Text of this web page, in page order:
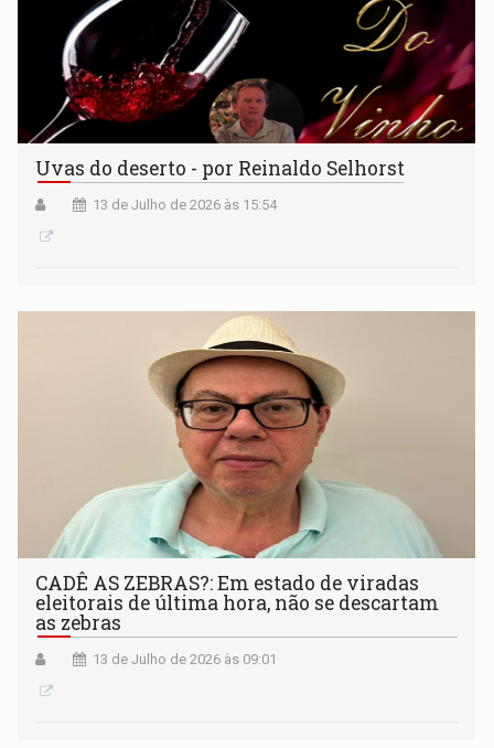
Uvas do deserto - por Reinaldo Selhorst
13 de Julho de 2026 às 15:54
CADÊ AS ZEBRAS?: Em estado de viradas
eleitorais de última hora, não se descartam
as zebras
13 de Julho de 2026 às 09:01